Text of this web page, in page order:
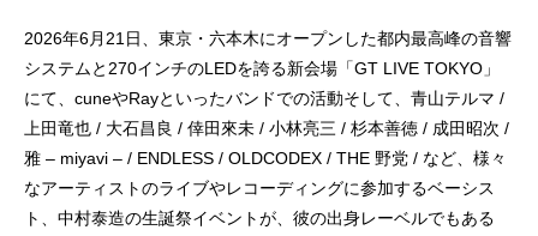
2026年6月21日、東京・六本木にオープンした都内最高峰の音響
システムと270インチのLEDを誇る新会場「GT LIVE TOKYO」
にて、cuneやRayといったバンドでの活動そして、青山テルマ /
上田竜也 / 大石昌良 / 倖田來未 / 小林亮三 / 杉本善徳 / 成田昭次 /
雅 – miyavi – / ENDLESS / OLDCODEX / THE 野党 / など、様々
なアーティストのライブやレコーディングに参加するベーシス
ト、中村泰造の生誕祭イベントが、彼の出身レーベルでもある